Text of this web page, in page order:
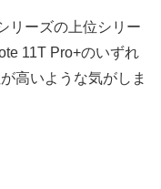
リーズの上位シリー
11T Pro+のいずれ
高いような気がしま